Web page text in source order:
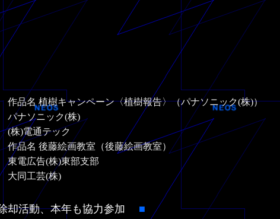
作品名 植樹キャンペーン〈植樹報告〉（パナソニック(株)）
パナソニック(株)
(株)電通テック
作品名 後藤絵画教室（後藤絵画教室）
東電広告(株)東部支部
大同工芸(株)
却活動、本年も協力参加 ■